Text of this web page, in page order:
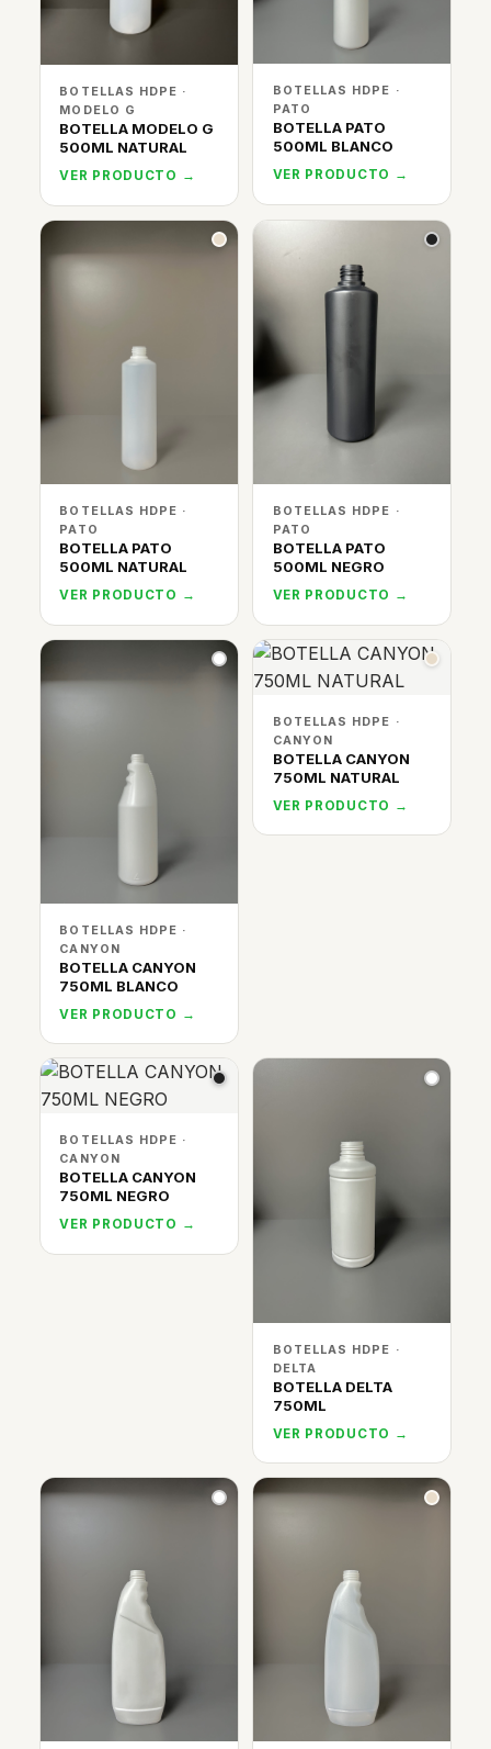
BOTELLAS HDPE ·
MODELO G
BOTELLA MODELO G
500ML NATURAL
VER PRODUCTO →
BOTELLAS HDPE ·
PATO
BOTELLA PATO
500ML BLANCO
VER PRODUCTO →
BOTELLAS HDPE ·
PATO
BOTELLA PATO
500ML NATURAL
VER PRODUCTO →
BOTELLAS HDPE ·
PATO
BOTELLA PATO
500ML NEGRO
VER PRODUCTO →
BOTELLAS HDPE ·
CANYON
BOTELLA CANYON
750ML BLANCO
VER PRODUCTO →
BOTELLAS HDPE ·
CANYON
BOTELLA CANYON
750ML NATURAL
VER PRODUCTO →
BOTELLAS HDPE ·
CANYON
BOTELLA CANYON
750ML NEGRO
VER PRODUCTO →
BOTELLAS HDPE ·
DELTA
BOTELLA DELTA
750ML
VER PRODUCTO →